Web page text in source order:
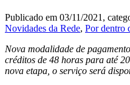
Publicado em 03/11/2021 ,
Novidades da Rede, Por dentro
Nova modalidade de
créditos de 48 horas para até
nova etapa, o serviço será